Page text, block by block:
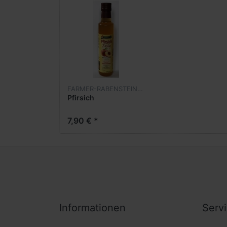
Pfirsich
7,90 € *
Informationen